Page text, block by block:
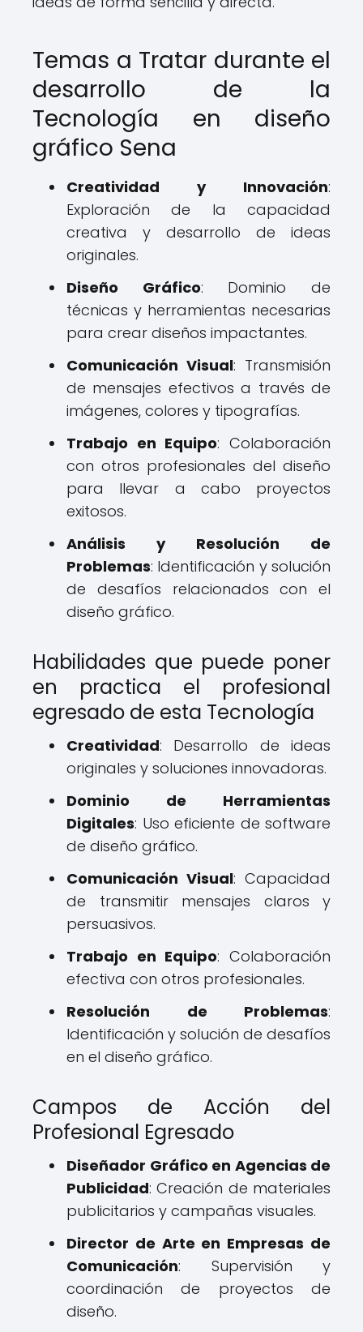
Temas a Tratar durante el
desarrollo de la
Tecnología en diseño
gráfico Sena
Creatividad y Innovación:
Exploración de la capacidad
creativa y desarrollo de ideas
originales.
Diseño Gráfico: Dominio de
técnicas y herramientas necesarias
para crear diseños impactantes.
Comunicación Visual: Transmisión
de mensajes efectivos a través de
imágenes, colores y tipografías.
Trabajo en Equipo: Colaboración
con otros profesionales del diseño
para llevar a cabo proyectos
exitosos.
Análisis y Resolución de
Problemas: Identificación y solución
de desafíos relacionados con el
diseño gráfico.
Habilidades que puede poner
en practica el profesional
egresado de esta Tecnología
Creatividad: Desarrollo de ideas
originales y soluciones innovadoras.
Dominio de Herramientas
Digitales: Uso eficiente de software
de diseño gráfico.
Comunicación Visual: Capacidad
de transmitir mensajes claros y
persuasivos.
Trabajo en Equipo: Colaboración
efectiva con otros profesionales.
Resolución de Problemas:
Identificación y solución de desafíos
en el diseño gráfico.
Campos de Acción del
Profesional Egresado
Diseñador Gráfico en Agencias de
Publicidad: Creación de materiales
publicitarios y campañas visuales.
Director de Arte en Empresas de
Comunicación: Supervisión y
coordinación de proyectos de
diseño.